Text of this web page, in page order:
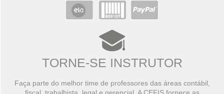
TORNE-SE INSTRUTOR
Faça parte do melhor time de professores das áreas contábil,